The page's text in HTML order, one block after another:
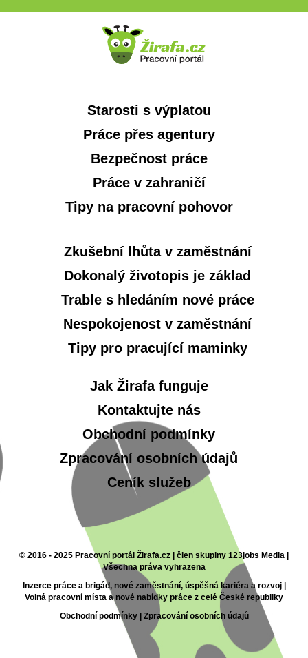
Starosti s výplatou
Práce přes agentury
Bezpečnost práce
Práce v zahraničí
Tipy na pracovní pohovor
Zkušební lhůta v zaměstnání
Dokonalý životopis je základ
Trable s hledáním nové práce
Nespokojenost v zaměstnání
Tipy pro pracující maminky
Jak Žirafa funguje
Kontaktujte nás
Obchodní podmínky
Zpracování osobních údajů
Ceník služeb
© 2016 - 2025 Pracovní portál Žirafa.cz | člen skupiny 123jobs Media |
Všechna práva vyhrazena
Inzerce práce a brigád, nové zaměstnání, úspěšná kariéra a rozvoj |
Volná pracovní místa a nové nabídky práce z celé České republiky
Obchodní podmínky| Zpracování osobních údajů